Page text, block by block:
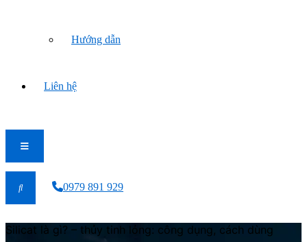
Hướng dẫn
Liên hệ
0979 891 929
Silicat là gì? – thủy tinh lỏng: công dụng, cách dùng